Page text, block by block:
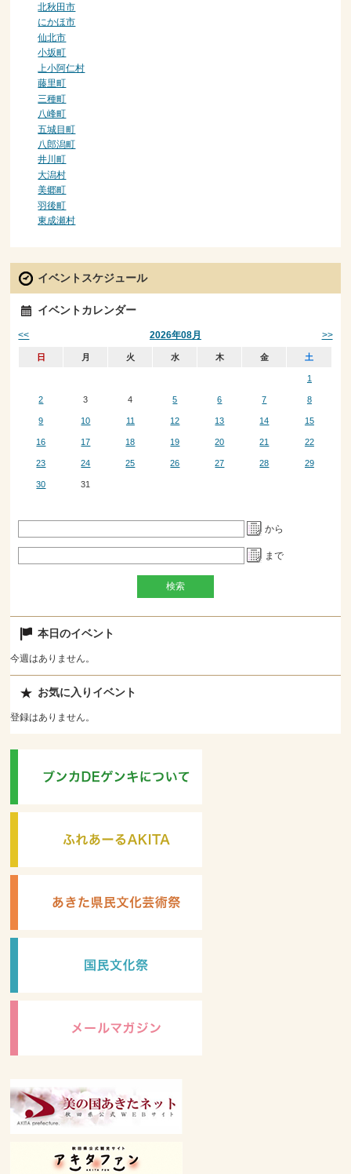
北秋田市
にかほ市
仙北市
小坂町
上小阿仁村
藤里町
三種町
八峰町
五城目町
八郎潟町
井川町
大潟村
美郷町
羽後町
東成瀬村
イベントスケジュール
イベントカレンダー
2026年08月
<< >>
日 月 火 水 木 金 土
1
2 3 4 5 6 7 8
9 10 11 12 13 14 15
16 17 18 19 20 21 22
23 24 25 26 27 28 29
30 31
から
まで
本日のイベント
今週はありません。
お気に入りイベント
登録はありません。